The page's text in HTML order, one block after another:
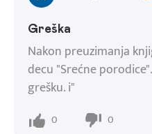
Greška
Nakon preuzimanja
decu "Srećne
grešku. i"
0 0